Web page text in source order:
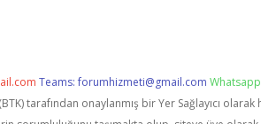
Teams:forumhizmeti@gmail.com
tarafından onaylanmış bir Yer Sağlayıcı